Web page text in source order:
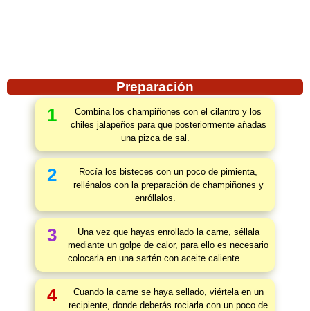
Preparación
1
Combina los champiñones con el cilantro y los
chiles jalapeños para que posteriormente añadas
una pizca de sal.
2
Rocía los bisteces con un poco de pimienta,
rellénalos con la preparación de champiñones y
enróllalos.
3
Una vez que hayas enrollado la carne, séllala
mediante un golpe de calor, para ello es necesario
colocarla en una sartén con aceite caliente.
4
Cuando la carne se haya sellado, viértela en un
recipiente, donde deberás rociarla con un poco de